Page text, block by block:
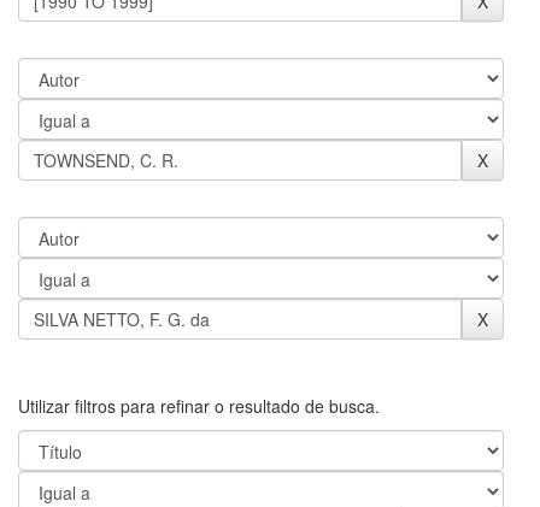
Utilizar filtros para refinar o resultado de busca.